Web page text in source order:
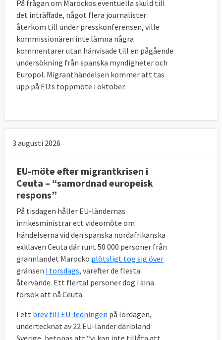
Flyktingkrisen hösten 2015 visade enligt EU-
kommissionen på framförallt två brister i
EU:s nuvarande asylsystem. Dels att ett
fåtal medlemsländer fick ta ansvar för en
stor majoritet av de asylsökande, däribland
Sverige. Och dels att asylsökande inte
behandlades lika i alla EU-länder vilket
förslag om en ny migrationspolitik 2016.
lyckades komma överens lade
kommissionen 2020 fram ett nytt förslag
för att överbrygga klyftorna.
11 FRÅGOR OCH SVAR
1. Vilka fattar beslut om EU:s asylpolitik
och hur tas besluten?
Europaparlamentet tillsammans med EU-
beslutar om asylpolitiken.
På frågan om Marockos eventuella skuld till
det inträffade, något flera journalister
återkom till under presskonferensen, ville
kommissionären inte lämna några
kommentarer utan hänvisade till en pågående
undersökning från spanska myndigheter och
Europol. Migranthändelsen kommer att tas
upp på EU:s toppmöte i oktober.
3 augusti 2026
EU-möte efter migrantkrisen i
Ceuta – “samordnad europeisk
respons”
På tisdagen håller EU-ländernas
inrikesministrar ett videomöte om
händelserna vid den spanska nordafrikanska
exklaven Ceuta där runt 50 000 personer från
grannlandet Marocko plötsligt tog sig över
gränsen i torsdags, varefter de flesta
återvände. Ett flertal personer dog i sina
försök att nå Ceuta.
I ett brev till EU-ledningen på lördagen,
undertecknat av 22 EU-länder däribland
Sverige, betonas att “vi kan inte tillåta att